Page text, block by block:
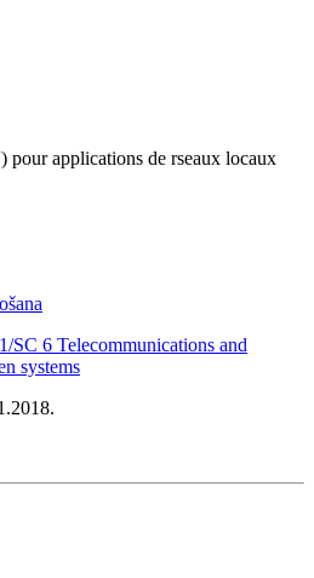
applications de rseaux locaux
SC 6 Telecommunications and
systems